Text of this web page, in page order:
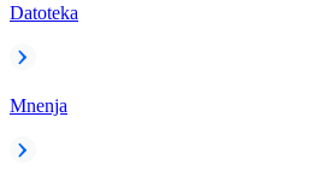
Datoteka
Mnenja